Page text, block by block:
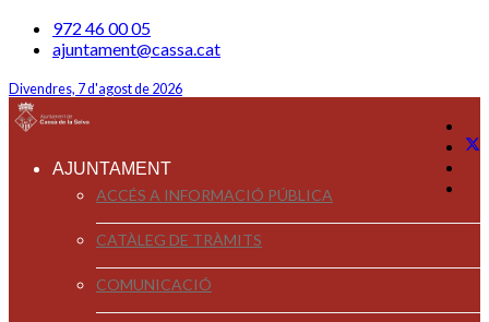
972 46 00 05
ajuntament@cassa.cat
Divendres, 7 d'agost de 2026
AJUNTAMENT
ACCÉS A INFORMACIÓ PÚBLICA
CATÀLEG DE TRÀMITS
COMUNICACIÓ